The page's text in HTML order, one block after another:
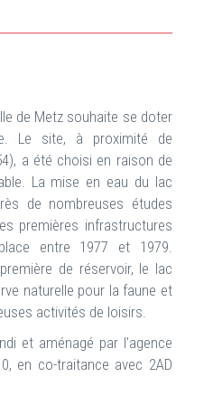
de Metz souhaite se doter
Le site, à proximité de
a été choisi en raison de
La mise en eau du lac
de nombreuses études
premières infrastructures
entre 1977 et 1979.
de réservoir, le lac
naturelle pour la faune et
activités de loisirs.
et aménagé par l’agence
en co-traitance avec 2AD